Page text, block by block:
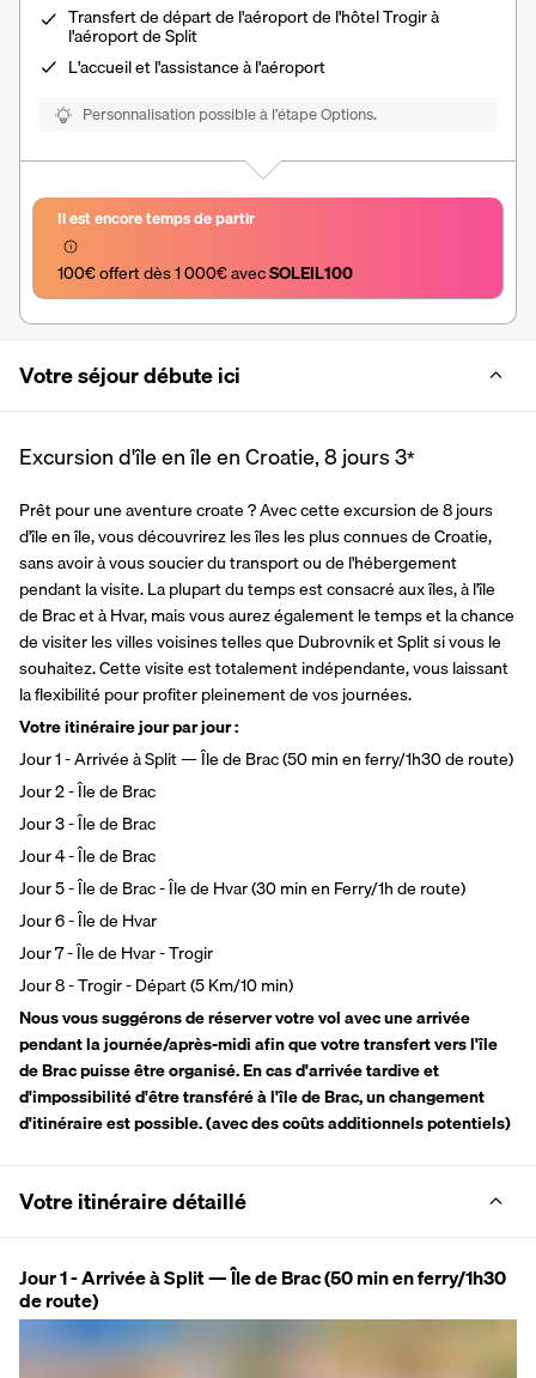
Transfert de départ de l'aéroport de l'hôtel Trogir à
l'aéroport de Split
L'accueil et l'assistance à l'aéroport
Personnalisation possible à l’étape Options.
Il est encore temps de partir
100€ offert dès 1 000€ avec SOLEIL100
Votre séjour débute ici
Excursion d'île en île en Croatie, 8 jours3*
Prêt pour une aventure croate ? Avec cette excursion de 8 jours
d'île en île, vous découvrirez les îles les plus connues de Croatie,
sans avoir à vous soucier du transport ou de l'hébergement
pendant la visite. La plupart du temps est consacré aux îles, à l'île
de Brac et à Hvar, mais vous aurez également le temps et la chance
de visiter les villes voisines telles que Dubrovnik et Split si vous le
souhaitez. Cette visite est totalement indépendante, vous laissant
la flexibilité pour profiter pleinement de vos journées.
Votre itinéraire jour par jour :
Jour 1 - Arrivée à Split — Île de Brac (50 min en ferry/1h30 de route)
Jour 2 - Île de Brac
Jour 3 - Île de Brac
Jour 4 - Île de Brac
Jour 5 - Île de Brac - Île de Hvar (30 min en Ferry/1h de route)
Jour 6 - Île de Hvar
Jour 7 - Île de Hvar - Trogir
Jour 8 - Trogir - Départ (5 Km/10 min)
Nous vous suggérons de réserver votre vol avec une arrivée
pendant la journée/après-midi afin que votre transfert vers l'île
de Brac puisse être organisé. En cas d'arrivée tardive et
d'impossibilité d'être transféré à l'île de Brac, un changement
d'itinéraire est possible. (avec des coûts additionnels potentiels)
Votre itinéraire détaillé
Jour 1 - Arrivée à Split — Île de Brac (50 min en ferry/1h30
de route)